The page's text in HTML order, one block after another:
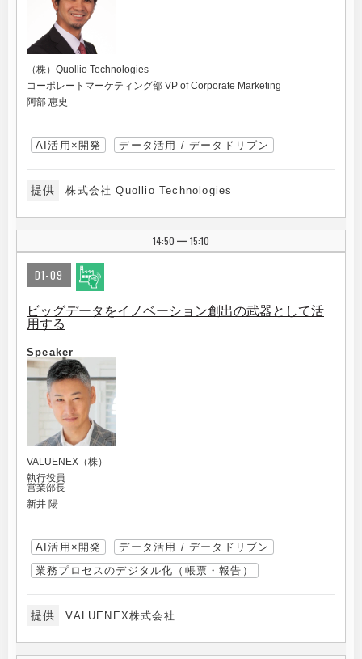
（株）Quollio Technologies
コーポレートマーケティング部 VP of Corporate Marketing
阿部 恵史
AI活用×開発 データ活用 / データドリブン
提供 株式会社 Quollio Technologies
14:50 | 15:10
D1-09
ビッグデータをイノベーション創出の武器として活
用する
Speaker
VALUENEX（株）
執行役員
営業部長
新井 陽
AI活用×開発
データ活用 / データドリブン
業務プロセスのデジタル化（帳票・報告）
提供 VALUENEX株式会社